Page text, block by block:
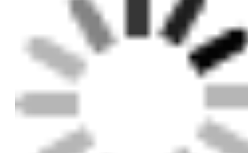
Ferramentas de Eletrofusão
Acessórios de fusão de nádegas
Máquina de extrusão manual